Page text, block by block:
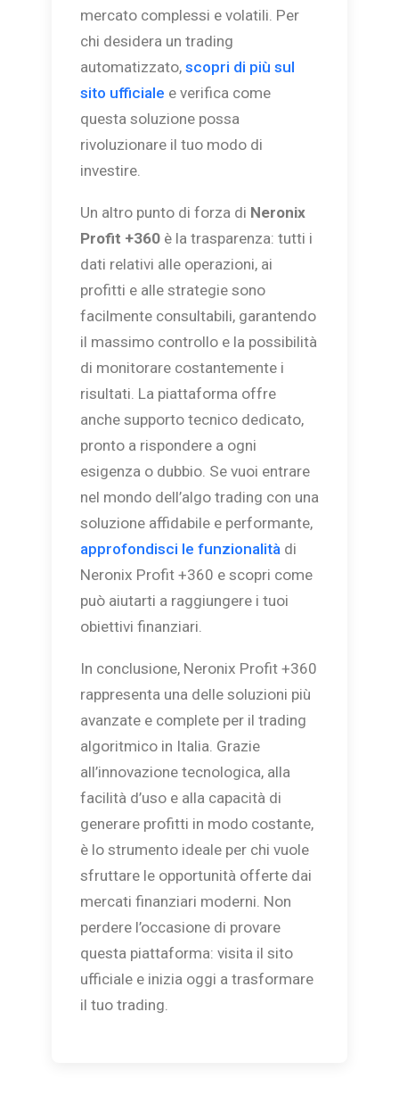
mercato complessi e volatili. Per
chi desidera un trading
automatizzato, scopri di più sul
sito ufficiale e verifica come
questa soluzione possa
rivoluzionare il tuo modo di
investire.
Un altro punto di forza di Neronix
Profit +360 è la trasparenza: tutti i
dati relativi alle operazioni, ai
profitti e alle strategie sono
facilmente consultabili, garantendo
il massimo controllo e la possibilità
di monitorare costantemente i
risultati. La piattaforma offre
anche supporto tecnico dedicato,
pronto a rispondere a ogni
esigenza o dubbio. Se vuoi entrare
nel mondo dell’algo trading con una
soluzione affidabile e performante,
approfondisci le funzionalità di
Neronix Profit +360 e scopri come
può aiutarti a raggiungere i tuoi
obiettivi finanziari.
In conclusione, Neronix Profit +360
rappresenta una delle soluzioni più
avanzate e complete per il trading
algoritmico in Italia. Grazie
all’innovazione tecnologica, alla
facilità d’uso e alla capacità di
generare profitti in modo costante,
è lo strumento ideale per chi vuole
sfruttare le opportunità offerte dai
mercati finanziari moderni. Non
perdere l’occasione di provare
questa piattaforma: visita il sito
ufficiale e inizia oggi a trasformare
il tuo trading.